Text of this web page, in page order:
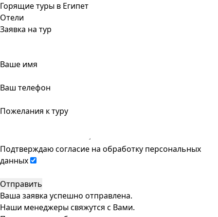
Горящие туры в Египет
Отели
Заявка на тур
Ваше имя
Ваш телефон
Пожелания к туру
Подтверждаю согласие на обработку персональных
данных
Отправить
Ваша заявка успешно отправлена.
Наши менеджеры свяжутся с Вами.